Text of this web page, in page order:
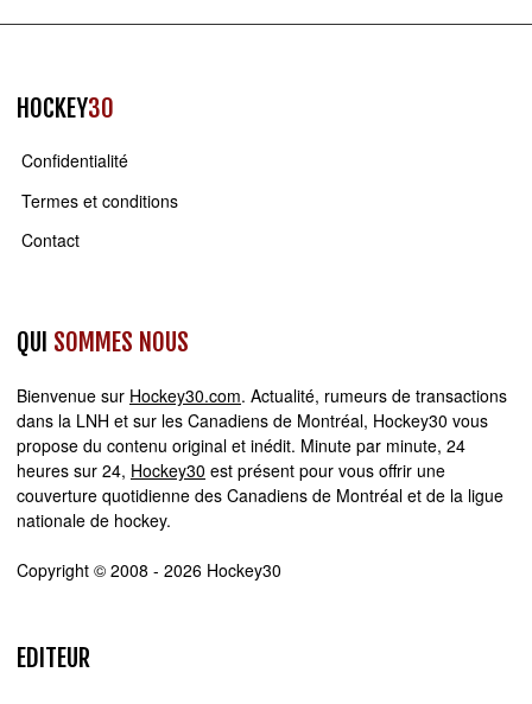
HOCKEY30
Confidentialité
Termes et conditions
Contact
QUI SOMMES NOUS
Bienvenue sur Hockey30.com. Actualité, rumeurs de transactions
dans la LNH et sur les Canadiens de Montréal, Hockey30 vous
propose du contenu original et inédit. Minute par minute, 24
heures sur 24, Hockey30 est présent pour vous offrir une
couverture quotidienne des Canadiens de Montréal et de la ligue
nationale de hockey.
Copyright © 2008 - 2026 Hockey30
EDITEUR